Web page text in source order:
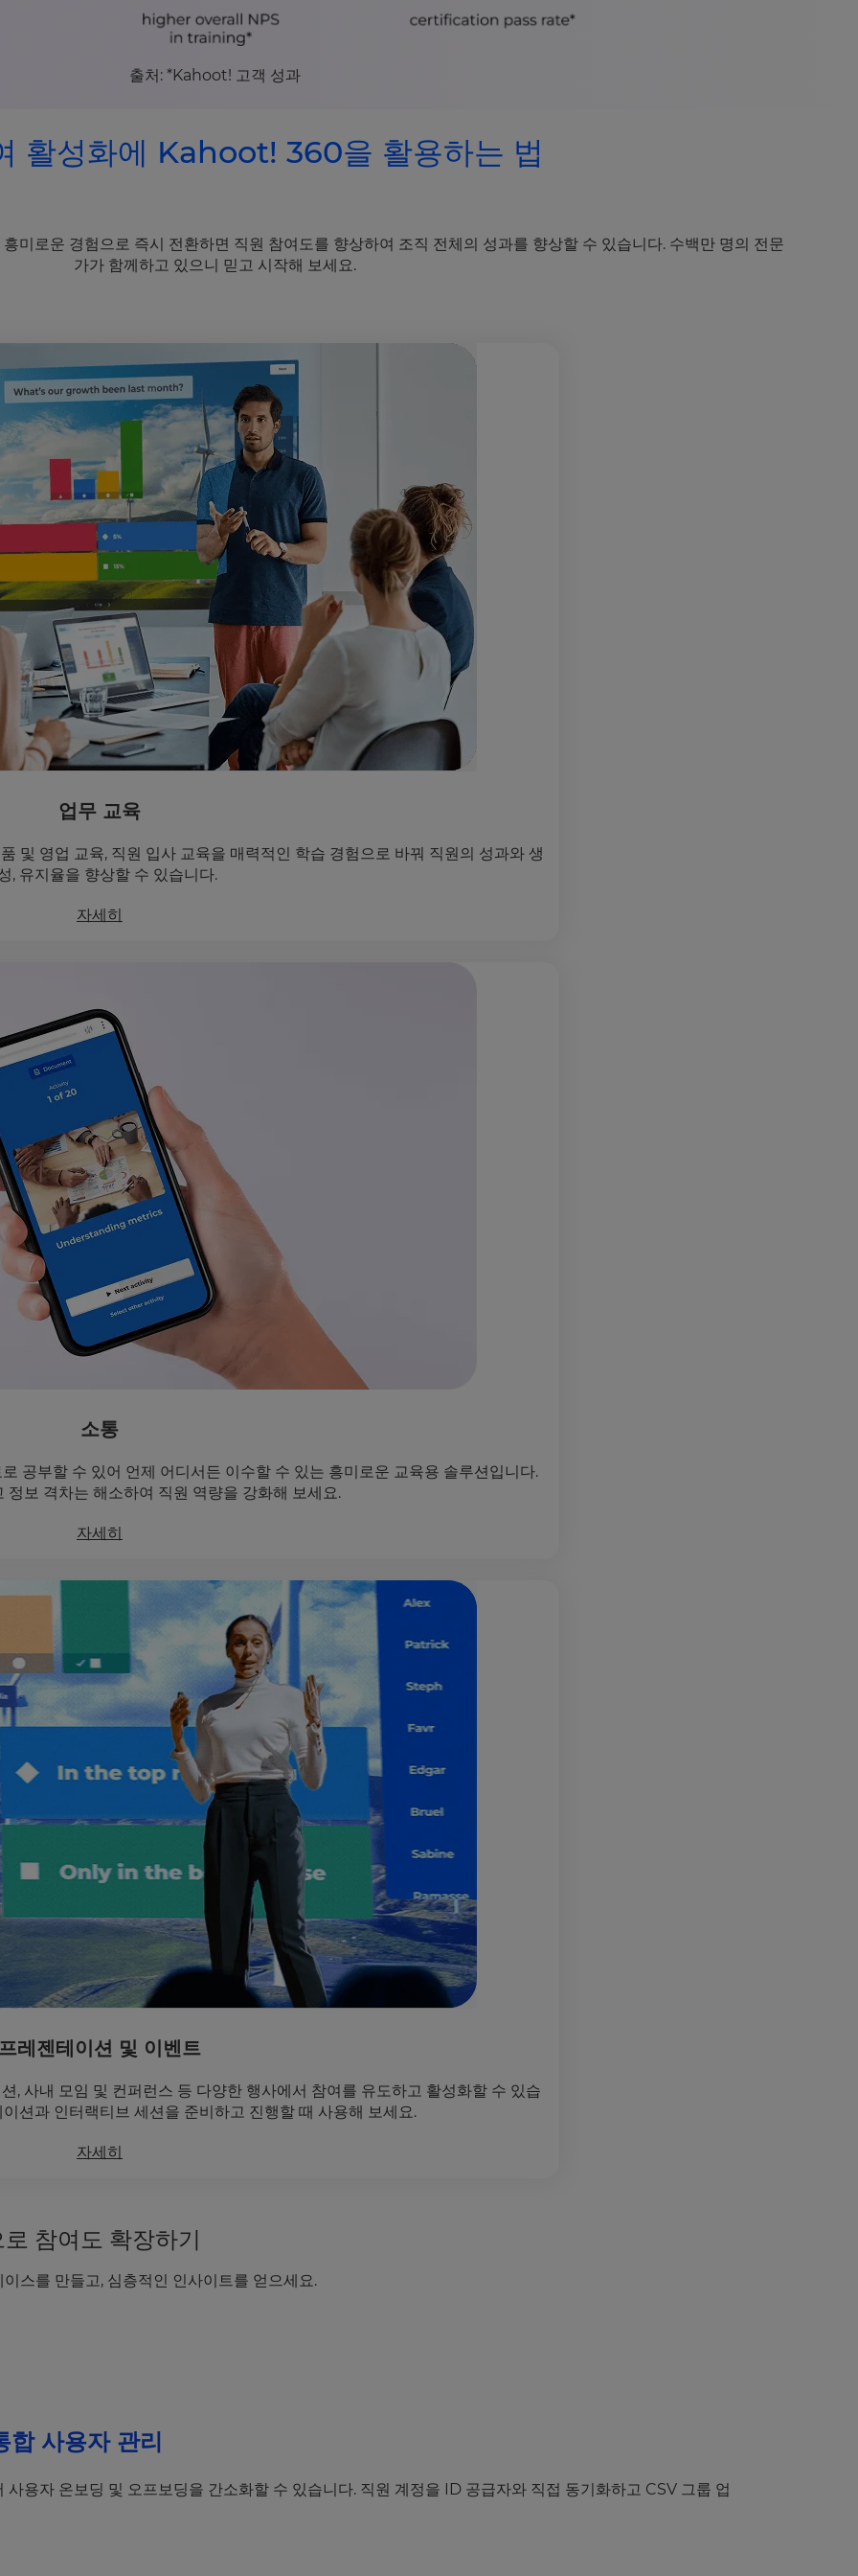
출처: *Kahoot! 고객 성과
활성화에 Kahoot! 360을 활용하는 법
미로운 경험으로 즉시 전환하면 직원 참여도를 향상하여 조직 전체의 성과를 향상할 수 있습니다. 수백만 명의 전문
가가 함께하고 있으니 믿고 시작해 보세요.
업무 교육
및 영업 교육, 직원 입사 교육을 매력적인 학습 경험으로 바꿔 직원의 성과와 생
, 유지율을 향상할 수 있습니다.
자세히
소통
공부할 수 있어 언제 어디서든 이수할 수 있는 흥미로운 교육용 솔루션입니다.
정보 격차는 해소하여 직원 역량을 강화해 보세요.
자세히
레젠테이션 및 이벤트
사내 모임 및 컨퍼런스 등 다양한 행사에서 참여를 유도하고 활성화할 수 있습
션과 인터랙티브 세션을 준비하고 진행할 때 사용해 보세요.
자세히
참여도 확장하기
스를 만들고, 심층적인 인사이트를 얻으세요.
사용자 관리
용자 온보딩 및 오프보딩을 간소화할 수 있습니다. 직원 계정을 ID 공급자와 직접 동기화하고 CSV 그룹 업